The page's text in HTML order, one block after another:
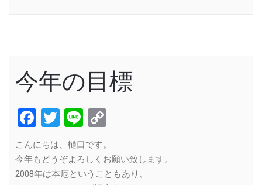
今年の目標
Facebook
Twitter
Line
こんにちは、樋口です。
今年もどうぞよろしくお願い致します。
2008年は本厄ということもあり、